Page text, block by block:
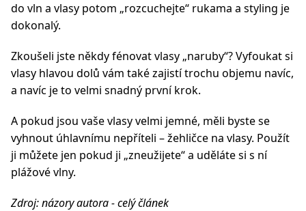
do vln a vlasy potom „rozcuchejte“ rukama a styling je
dokonalý.
Zkoušeli jste někdy fénovat vlasy „naruby“? Vyfoukat si
vlasy hlavou dolů vám také zajistí trochu objemu navíc,
a navíc je to velmi snadný první krok.
A pokud jsou vaše vlasy velmi jemné, měli byste se
vyhnout úhlavnímu nepříteli – žehličce na vlasy. Použít
ji můžete jen pokud ji „zneužijete“ a uděláte si s ní
plážové vlny.
Zdroj: názory autora - celý článek